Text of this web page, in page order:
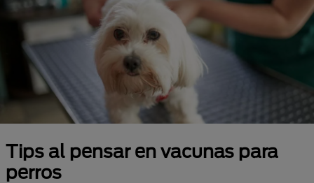
Tips al pensar en vacunas para
perros